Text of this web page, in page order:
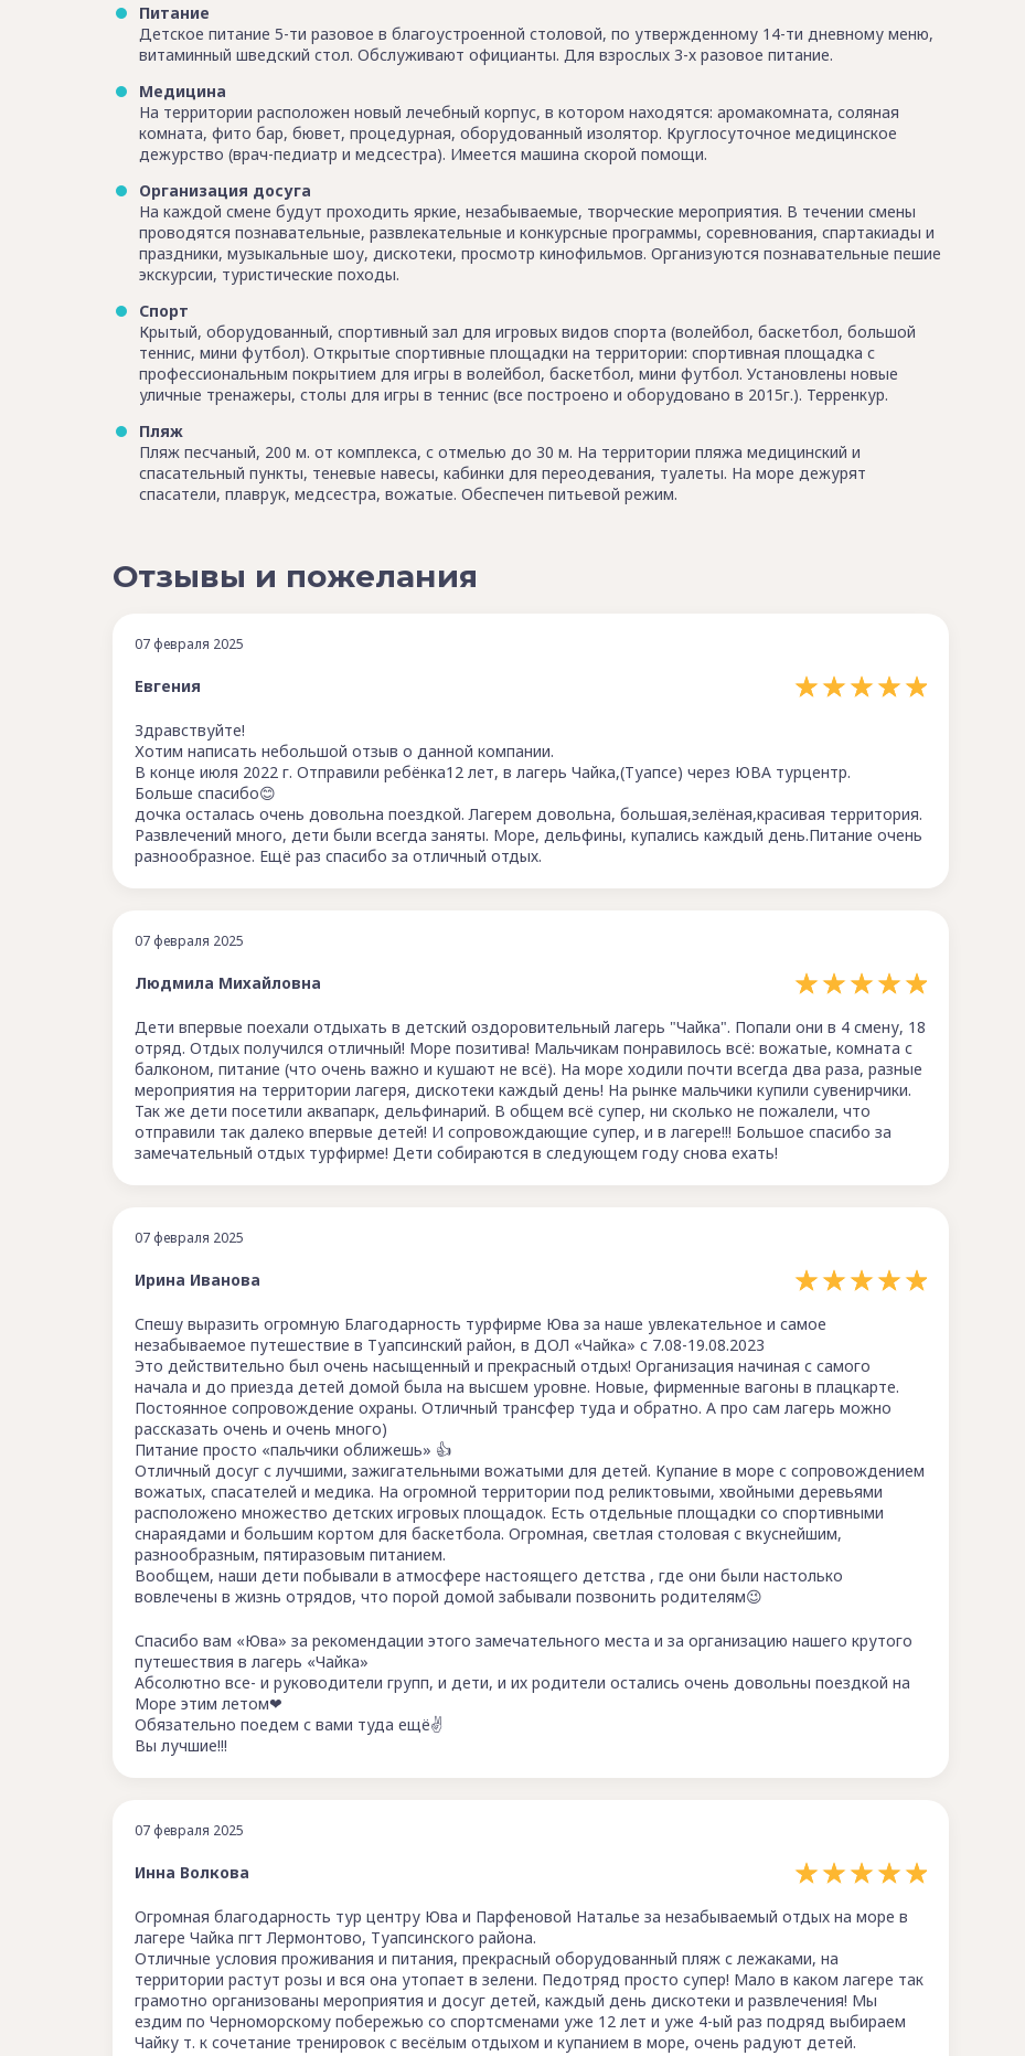
Питание
Детское питание 5-ти разовое в благоустроенной столовой, по утвержденному 14-ти дневному меню,
витаминный шведский стол. Обслуживают официанты. Для взрослых 3-х разовое питание.
Медицина
На территории расположен новый лечебный корпус, в котором находятся: аромакомната, соляная
комната, фито бар, бювет, процедурная, оборудованный изолятор. Круглосуточное медицинское
дежурство (врач-педиатр и медсестра). Имеется машина скорой помощи.
Организация досуга
На каждой смене будут проходить яркие, незабываемые, творческие мероприятия. В течении смены
проводятся познавательные, развлекательные и конкурсные программы, соревнования, спартакиады и
праздники, музыкальные шоу, дискотеки, просмотр кинофильмов. Организуются познавательные пешие
экскурсии, туристические походы.
Спорт
Крытый, оборудованный, спортивный зал для игровых видов спорта (волейбол, баскетбол, большой
теннис, мини футбол). Открытые спортивные площадки на территории: спортивная площадка с
профессиональным покрытием для игры в волейбол, баскетбол, мини футбол. Установлены новые
уличные тренажеры, столы для игры в теннис (все построено и оборудовано в 2015г.). Терренкур.
Пляж
Пляж песчаный, 200 м. от комплекса, с отмелью до 30 м. На территории пляжа медицинский и
спасательный пункты, теневые навесы, кабинки для переодевания, туалеты. На море дежурят
спасатели, плаврук, медсестра, вожатые. Обеспечен питьевой режим.
Отзывы и пожелания
07 февраля 2025
Евгения
Здравствуйте!
Хотим написать небольшой отзыв о данной компании.
В конце июля 2022 г. Отправили ребёнка12 лет, в лагерь Чайка,(Туапсе) через ЮВА турцентр.
Больше спасибо😊
дочка осталась очень довольна поездкой. Лагерем довольна, большая,зелёная,красивая территория.
Развлечений много, дети были всегда заняты. Море, дельфины, купались каждый день.Питание очень
разнообразное. Ещё раз спасибо за отличный отдых.
07 февраля 2025
Людмила Михайловна
Дети впервые поехали отдыхать в детский оздоровительный лагерь "Чайка". Попали они в 4 смену, 18
отряд. Отдых получился отличный! Море позитива! Мальчикам понравилось всё: вожатые, комната с
балконом, питание (что очень важно и кушают не всё). На море ходили почти всегда два раза, разные
мероприятия на территории лагеря, дискотеки каждый день! На рынке мальчики купили сувенирчики.
Так же дети посетили аквапарк, дельфинарий. В общем всё супер, ни сколько не пожалели, что
отправили так далеко впервые детей! И сопровождающие супер, и в лагере!!! Большое спасибо за
замечательный отдых турфирме! Дети собираются в следующем году снова ехать!
07 февраля 2025
Ирина Иванова
Спешу выразить огромную Благодарность турфирме Юва за наше увлекательное и самое
незабываемое путешествие в Туапсинский район, в ДОЛ «Чайка» с 7.08-19.08.2023
Это действительно был очень насыщенный и прекрасный отдых! Организация начиная с самого
начала и до приезда детей домой была на высшем уровне. Новые, фирменные вагоны в плацкарте.
Постоянное сопровождение охраны. Отличный трансфер туда и обратно. А про сам лагерь можно
рассказать очень и очень много)
Питание просто «пальчики оближешь» 👍
Отличный досуг с лучшими, зажигательными вожатыми для детей. Купание в море с сопровождением
вожатых, спасателей и медика. На огромной территории под реликтовыми, хвойными деревьями
расположено множество детских игровых площадок. Есть отдельные площадки со спортивными
снараядами и большим кортом для баскетбола. Огромная, светлая столовая с вкуснейшим,
разнообразным, пятиразовым питанием.
Вообщем, наши дети побывали в атмосфере настоящего детства , где они были настолько
вовлечены в жизнь отрядов, что порой домой забывали позвонить родителям😉
Спасибо вам «Юва» за рекомендации этого замечательного места и за организацию нашего крутого
путешествия в лагерь «Чайка»
Абсолютно все- и руководители групп, и дети, и их родители остались очень довольны поездкой на
Море этим летом❤
Обязательно поедем с вами туда ещё✌
Вы лучшие!!!
07 февраля 2025
Инна Волкова
Огромная благодарность тур центру Юва и Парфеновой Наталье за незабываемый отдых на море в
лагере Чайка пгт Лермонтово, Туапсинского района.
Отличные условия проживания и питания, прекрасный оборудованный пляж с лежаками, на
территории растут розы и вся она утопает в зелени. Педотряд просто супер! Мало в каком лагере так
грамотно организованы мероприятия и досуг детей, каждый день дискотеки и развлечения! Мы
ездим по Черноморскому побережью со спортсменами уже 12 лет и уже 4-ый раз подряд выбираем
Чайку т. к сочетание тренировок с весёлым отдыхом и купанием в море, очень радуют детей.